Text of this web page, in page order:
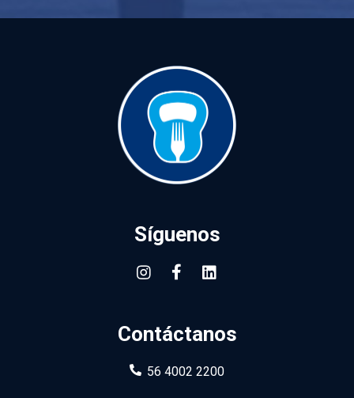
Síguenos
Contáctanos
56 4002 2200